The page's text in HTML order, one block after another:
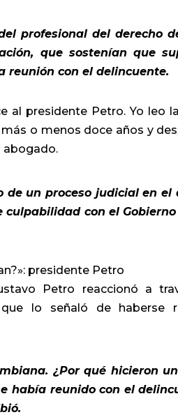
profesional del derecho
que sostenían que
reunión con el delincuente.
al presidente Petro. Yo leo
o menos doce años y
abogado.
de un proceso judicial en el
con el
presidente Petro
Petro reaccionó a
lo señaló de haberse
¿Por qué hicieron
había reunido con el